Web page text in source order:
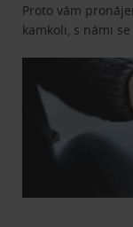
Proto vám
kamkoli, s námi